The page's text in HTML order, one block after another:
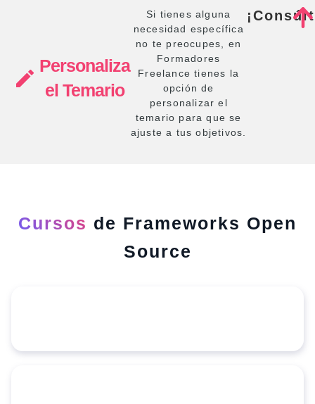
Personaliza
el Temario
Si tienes alguna
necesidad específica
no te preocupes, en
Formadores
Freelance tienes la
opción de
personalizar el
temario para que se
ajuste a tus objetivos.
Cursos de Frameworks Open
Source